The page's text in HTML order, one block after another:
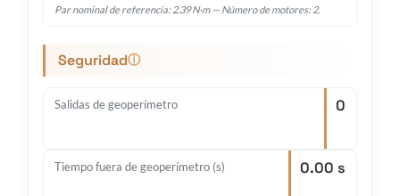
Par nominal de referencia: 2.39 N·m — Número de motores: 2.
Seguridadⓘ
Salidas de geoperímetro 0
Tiempo fuera de geoperímetro (s) 0.00 s